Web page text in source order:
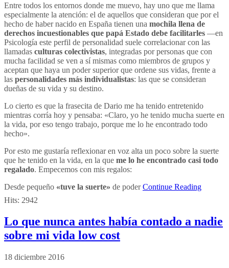
Entre todos los entornos donde me muevo, hay uno que me llama
especialmente la atención: el de aquellos que consideran que por el
hecho de haber nacido en España tienen una mochila llena de
derechos incuestionables que papá Estado debe facilitarles —en
Psicología este perfil de personalidad suele correlacionar con las
llamadas culturas colectivistas, integradas por personas que con
mucha facilidad se ven a sí mismas como miembros de grupos y
aceptan que haya un poder superior que ordene sus vidas, frente a
las personalidades más individualistas: las que se consideran
dueñas de su vida y su destino.
Lo cierto es que la frasecita de Dario me ha tenido entretenido
mientras corría hoy y pensaba: «Claro, yo he tenido mucha suerte en
la vida, por eso tengo trabajo, porque me lo he encontrado todo
hecho».
Por esto me gustaría reflexionar en voz alta un poco sobre la suerte
que he tenido en la vida, en la que me lo he encontrado casi todo
regalado. Empecemos con mis regalos:
Desde pequeño «tuve la suerte» de poderContinue Reading
Hits: 2942
Lo que nunca antes había contado a nadie
sobre mi vida low cost
18 diciembre 2016